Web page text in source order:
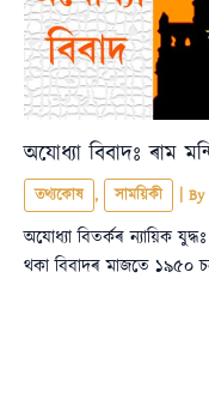
অযোধ্যা বিবাদঃ ৰাম
তথ্যকোষ , সাময়িকী | By
অযোধ্যা বিতৰ্কৰ ন্যায়িক
থকা বিবাদৰ মাজতে ১৯৫০